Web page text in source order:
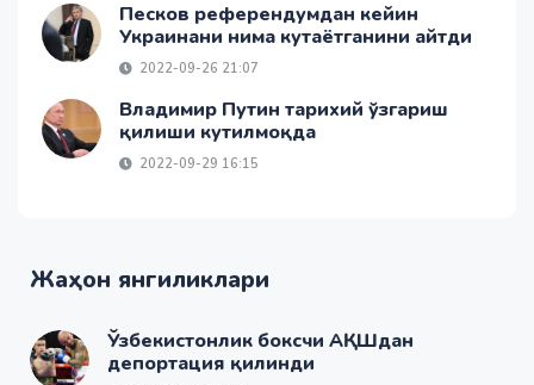
Песков референдумдан кейин
Украинани нима кутаётганини айтди
2022-09-26 21:07
Владимир Путин тарихий ўзгариш
қилиши кутилмоқда
2022-09-29 16:15
Жаҳон янгиликлари
Ўзбекистонлик боксчи АҚШдан
депортация қилинди